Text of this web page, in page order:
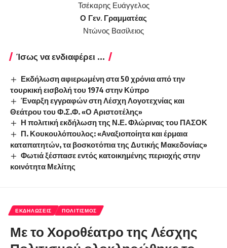
Τσέκαρης Ευάγγελος
Ο Γεν. Γραμματέας
Ντώνος Βασίλειος
Ίσως να ενδιαφέρει ...
Εκδήλωση αφιερωμένη στα 50 χρόνια από την
τουρκική εισβολή του 1974 στην Κύπρο
Έναρξη εγγραφών στη Λέσχη Λογοτεχνίας και
Θεάτρου του Φ.Σ.Φ. «Ο Αριστοτέλης»
Η πολιτική εκδήλωση της Ν.Ε. Φλώρινας του ΠΑΣΟΚ
Π. Κουκουλόπουλος: «Αναξιοποίητα και έρμαια
καταπατητών, τα βοσκοτόπια της Δυτικής Μακεδονίας»
Φωτιά ξέσπασε εντός κατοικημένης περιοχής στην
κοινότητα Μελίτης
ΕΚΔΗΛΏΣΕΙΣ ΠΟΛΙΤΙΣΜΌΣ
Με το Χοροθέατρο της Λέσχης